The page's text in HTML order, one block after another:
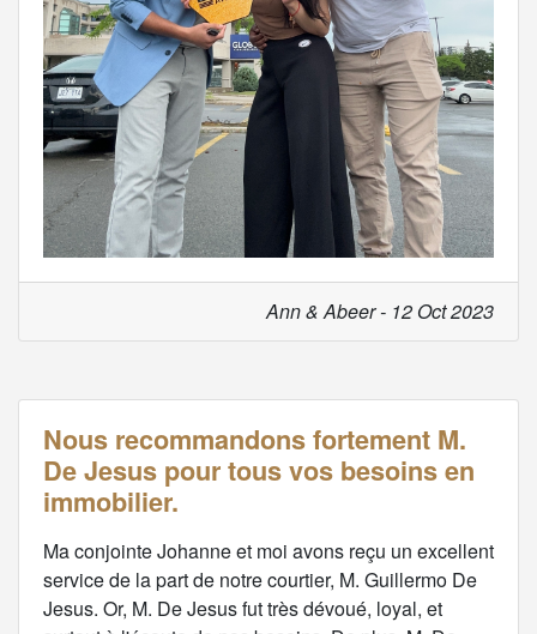
Ann & Abeer - 12 Oct 2023
Nous recommandons fortement M.
De Jesus pour tous vos besoins en
immobilier.
Ma conjointe Johanne et moi avons reçu un excellent
service de la part de notre courtier, M. Guillermo De
Jesus. Or, M. De Jesus fut très dévoué, loyal, et